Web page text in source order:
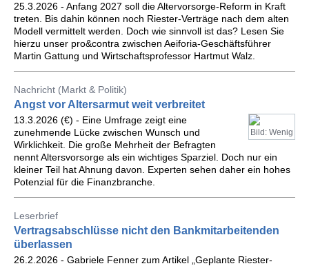
25.3.2026 - Anfang 2027 soll die Altervorsorge-Reform in Kraft
treten. Bis dahin können noch Riester-Verträge nach dem alten
Modell vermittelt werden. Doch wie sinnvoll ist das? Lesen Sie
hierzu unser pro&contra zwischen Aeiforia-Geschäftsführer
Martin Gattung und Wirtschaftsprofessor Hartmut Walz.
Nachricht (Markt & Politik)
Angst vor Altersarmut weit verbreitet
Bild: Wenig
13.3.2026 (€) - Eine Umfrage zeigt eine
zunehmende Lücke zwischen Wunsch und
Wirklichkeit. Die große Mehrheit der Befragten
nennt Altersvorsorge als ein wichtiges Sparziel. Doch nur ein
kleiner Teil hat Ahnung davon. Experten sehen daher ein hohes
Potenzial für die Finanzbranche.
Leserbrief
Vertragsabschlüsse nicht den Bankmitarbeitenden
überlassen
26.2.2026 - Gabriele Fenner zum Artikel „Geplante Riester-